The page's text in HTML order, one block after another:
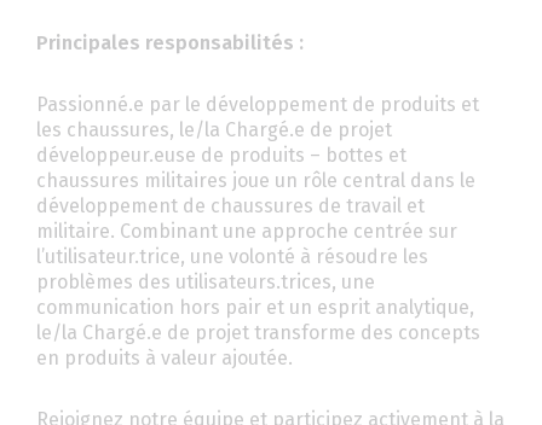
Principales responsabilités :
Passionné.e par le développement de produits et
les chaussures, le/la Chargé.e de projet
développeur.euse de produits – bottes et
chaussures militaires joue un rôle central dans le
développement de chaussures de travail et
militaire. Combinant une approche centrée sur
l’utilisateur.trice, une volonté à résoudre les
problèmes des utilisateurs.trices, une
communication hors pair et un esprit analytique,
le/la Chargé.e de projet transforme des concepts
en produits à valeur ajoutée.
Rejoignez notre équipe et participez activement à la